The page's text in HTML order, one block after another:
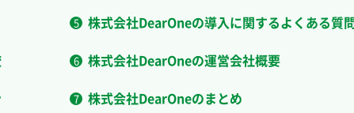
株式会社DearOneの導入に関するよくある質
株式会社DearOneの運営会社概要
株式会社DearOneのまとめ